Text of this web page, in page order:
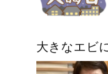
大きなエビ